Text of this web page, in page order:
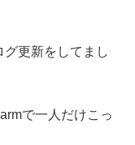
更新をしてまし
で一人だけこっ